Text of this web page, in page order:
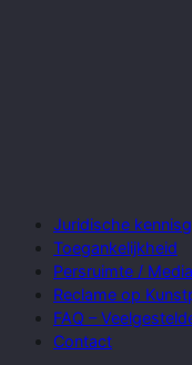
Juridische
Toegankelijkheid
Persruimte /
Reclame op
FAQ –
Contact